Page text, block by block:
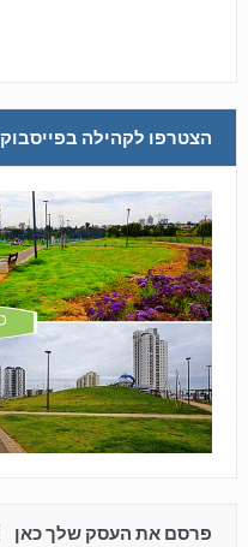
הצטרפו לקהילה בפייסבוק
פרסם את העסק שלך כאן